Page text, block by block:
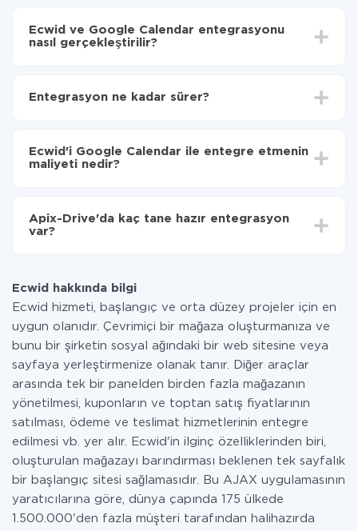
Ecwid ve Google Calendar entegrasyonu
nasıl gerçekleştirilir?
aktarılacağını seçin
Calendar'ye aktarılacaktır.
Entegrasyon ne kadar sürer?
olarak, 10-15 dakika sürer.
Ecwid'i Google Calendar ile entegre etmenin
maliyeti nedir?
Hizmetimiz aracılığıyla yalnızca bir sisteminizden
diğerine aktarılan veri miktarı için ödeme yaparsınız.
Apix-Drive'da kaç tane hazır entegrasyon
var?
Ecwid hakkında bilgi
Ecwid hizmeti, başlangıç ve orta düzey projeler için en
uygun olanıdır. Çevrimiçi bir mağaza oluşturmanıza ve
bunu bir şirketin sosyal ağındaki bir web sitesine veya
sayfaya yerleştirmenize olanak tanır. Diğer araçlar
arasında tek bir panelden birden fazla mağazanın
yönetilmesi, kuponların ve toptan satış fiyatlarının
satılması, ödeme ve teslimat hizmetlerinin entegre
edilmesi vb. yer alır. Ecwid'in ilginç özelliklerinden biri,
oluşturulan mağazayı barındırması beklenen tek sayfalık
bir başlangıç sitesi sağlamasıdır. Bu AJAX uygulamasının
yaratıcılarına göre, dünya çapında 175 ülkede
1.500.000'den fazla müşteri tarafından halihazırda